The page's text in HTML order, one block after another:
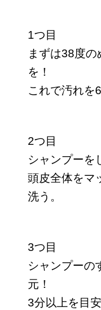
1つ目
まずは38度
を！
これで汚れを
2つ目
シャンプーを
頭皮全体をマ
洗う。
3つ目
シャンプーの
元！
3分以上を目